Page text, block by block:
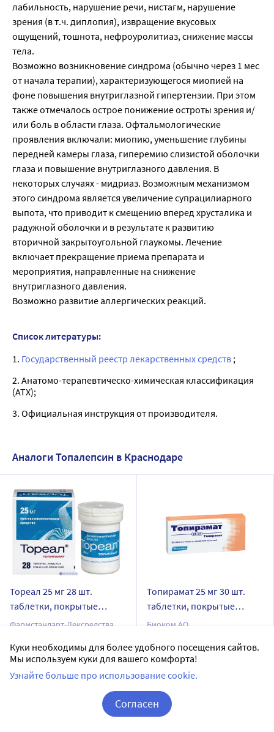
лабильность, нарушение речи, нистагм, нарушение
зрения (в т.ч. диплопия), извращение вкусовых
ощущений, тошнота, нефроуролитиаз, снижение массы
тела.
Возможно возникновение синдрома (обычно через 1 мес
от начала терапии), характеризующегося миопией на
фоне повышения внутриглазной гипертензии. При этом
также отмечалось острое понижение остроты зрения и/
или боль в области глаза. Офтальмологические
проявления включали: миопию, уменьшение глубины
передней камеры глаза, гиперемию слизистой оболочки
глаза и повышение внутриглазного давления. В
некоторых случаях - мидриаз. Возможным механизмом
этого синдрома является увеличение супрацилиарного
выпота, что приводит к смещению вперед хрусталика и
радужной оболочки и в результате к развитию
вторичной закрытоугольной глаукомы. Лечение
включает прекращение приема препарата и
мероприятия, направленные на снижение
внутриглазного давления.
Возможно развитие аллергических реакций.
Список литературы:
1. Государственный реестр лекарственных средств ;
2. Анатомо-терапевтическо-химическая классификация
(ATX);
3. Официальная инструкция от производителя.
Аналоги Топалепсин в Краснодаре
Тореал 25 мг 28 шт.
таблетки, покрытые
пленочной оболочкой
Фармстандарт-Лексредства
таблетки, покрытые пленочной оболочкой
Дозировка 25 мг
Доставим в аптекузавтра
Топирамат 25 мг 30 шт.
таблетки, покрытые
пленочной оболочкой
Биоком АО
таблетки, покрытые пленочной оболочкой
Дозировка 25 мг
30 шт в уп.
Доставим в аптеку
В наличии
Куки необходимы для более удобного посещения сайтов.
Мы используем куки для вашего комфорта!
Узнайте больше про использование cookie.
Согласен